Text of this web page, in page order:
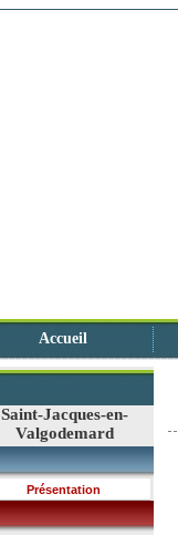
Accueil
Saint-Jacques-en-
Valgodemard
Présentation